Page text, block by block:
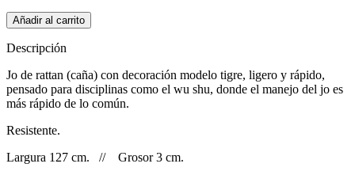
Añadir al carrito
Descripción
Jo de rattan (caña) con decoración modelo tigre, ligero y rápido,
pensado para disciplinas como el wu shu, donde el manejo del jo es
más rápido de lo común.
Resistente.
Largura 127 cm. // Grosor 3 cm.